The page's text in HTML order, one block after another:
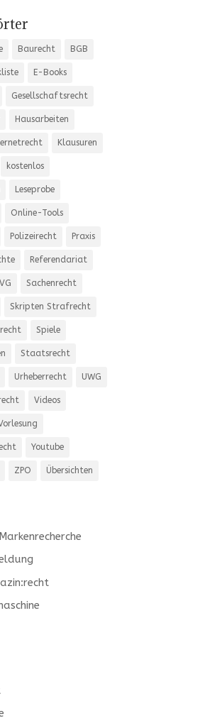
Baurecht BGB
E-Books
Gesellschaftsrecht
Hausarbeiten
Klausuren
kostenlos
Leseprobe
Online-Tools
Polizeirecht Praxis
Referendariat
Sachenrecht
Skripten Strafrecht
Spiele
Staatsrecht
Urheberrecht UWG
Videos
Youtube
ZPO Übersichten